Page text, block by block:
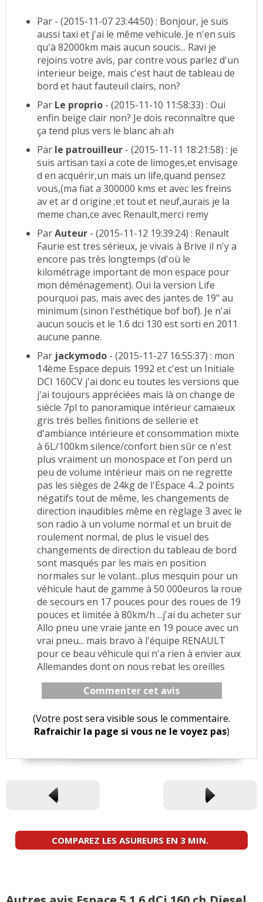
Par - (2015-11-07 23:44:50) : Bonjour, je suis
aussi taxi et j'ai le même vehicule. Je n'en suis
qu'à 82000km mais aucun soucis... Ravi je
rejoins votre avis, par contre vous parlez d'un
interieur beige, mais c'est haut de tableau de
bord et haut fauteuil clairs, non?
Par Le proprio - (2015-11-10 11:58:33) : Oui
enfin beige clair non? Je dois reconnaître que
ça tend plus vers le blanc ah ah
Par le patrouilleur - (2015-11-11 18:21:58) : je
suis artisan taxi a cote de limoges,et envisage
d en acquérir,un mais un life,quand pensez
vous,(ma fiat a 300000 kms et avec les freins
av et ar d origine ;et tout et neuf,aurais je la
meme chan,ce avec Renault,merci remy
ParAuteur - (2015-11-12 19:39:24) : Renault
Faurie est tres sérieux, je vivais à Brive il n'y a
encore pas très longtemps (d'où le
kilométrage important de mon espace pour
mon déménagement). Oui la version Life
pourquoi pas, mais avec des jantes de 19" au
minimum (sinon l'esthétique bof bof). Je n'ai
aucun soucis et le 1.6 dci 130 est sorti en 2011
aucune panne.
Par jackymodo - (2015-11-27 16:55:37) : mon
14ème Espace depuis 1992 et c'est un Initiale
DCI 160CV j'ai donc eu toutes les versions que
j'ai toujours appréciées mais là on change de
siècle 7pl to panoramique intérieur camaïeux
gris trés belles finitions de sellerie et
d'ambiance intérieure et consommation mixte
à 6L/100km silence/confort bien sûr ce n'est
plus vraiment un monospace et l'on perd un
peu de volume intérieur mais on ne regrette
pas les sièges de 24kg de l'Espace 4...2 points
négatifs tout de même, les changements de
direction inaudibles même en règlage 3 avec le
son radio à un volume normal et un bruit de
roulement normal, de plus le visuel des
changements de direction du tableau de bord
sont masqués par les mais en position
normales sur le volant...plus mesquin pour un
véhicule haut de gamme à 50 000euros la roue
de secours en 17 pouces pour des roues de 19
pouces et limitée à 80km/h ...j'ai du acheter sur
Allo pneu une vraie jante en 19 pouce avec un
vrai pneu... mais bravo à l'équipe RENAULT
pour ce beau véhicule qui n'a rien à envier aux
Allemandes dont on nous rebat les oreilles
Commenter cet avis
(Votre post sera visible sous le commentaire.
Rafraichir la page si vous ne le voyez pas)
COMPAREZ LES ASUREURS EN 3 MIN.